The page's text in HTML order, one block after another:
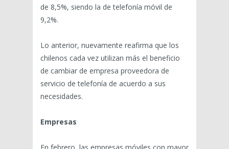
de 8,5%, siendo la de telefonía móvil de
9,2%.
Lo anterior, nuevamente reafirma que los
chilenos cada vez utilizan más el beneficio
de cambiar de empresa proveedora de
servicio de telefonía de acuerdo a sus
necesidades.
Empresas